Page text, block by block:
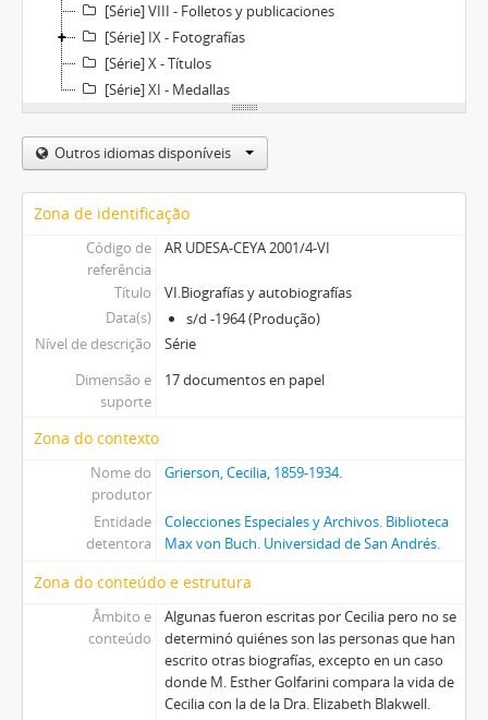
[Série] VIII - Folletos y publicaciones
[Série] IX - Fotografías
[Série] X - Títulos
[Série] XI - Medallas
Outros idiomas disponíveis
Zona de identificação
Código de
referência
AR UDESA-CEYA 2001/4-VI
Título
VI.Biografías y autobiografías
Data(s)
s/d -1964 (Produção)
Nível de descrição
Série
Dimensão e
suporte
17 documentos en papel
Zona do contexto
Nome do
produtor
Grierson, Cecilia, 1859-1934.
Entidade
detentora
Colecciones Especiales y Archivos. Biblioteca
Max von Buch. Universidad de San Andrés.
Zona do conteúdo e estrutura
Âmbito e
conteúdo
Algunas fueron escritas por Cecilia pero no se
determinó quiénes son las personas que han
escrito otras biografías, excepto en un caso
donde M. Esther Golfarini compara la vida de
Cecilia con la de la Dra. Elizabeth Blakwell.